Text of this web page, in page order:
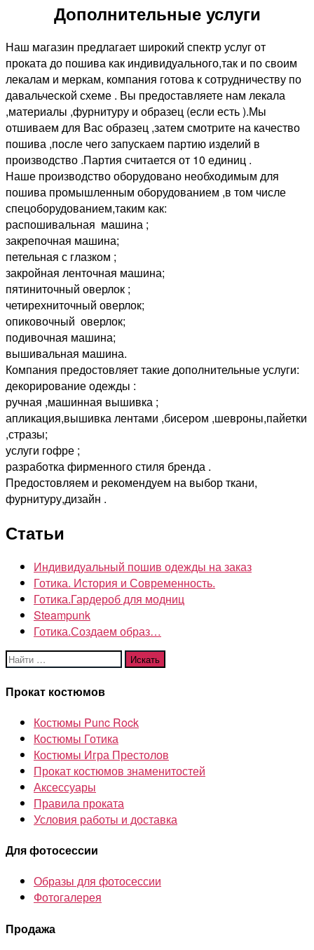
Дополнительные услуги
Наш магазин предлагает широкий спектр услуг от
проката до пошива как индивидуального,так и по своим
лекалам и меркам, компания готова к сотрудничеству по
давальческой схеме . Вы предоставляете нам лекала
,материалы ,фурнитуру и образец (если есть ).Мы
отшиваем для Вас образец ,затем смотрите на качество
пошива ,после чего запускаем партию изделий в
производство .Партия считается от 10 единиц .
Наше производство оборудовано необходимым для
пошива промышленным оборудованием ,в том числе
спецоборудованием,таким как:
распошивальная машина ;
закрепочная машина;
петельная с глазком ;
закройная ленточная машина;
пятиниточный оверлок ;
четирехниточный оверлок;
опиковочный оверлок;
подивочная машина;
вышивальная машина.
Компания предостовляет такие дополнительные услуги:
декорирование одежды :
ручная ,машинная вышивка ;
апликация,вышивка лентами ,бисером ,шевроны,пайетки
,стразы;
услуги гофре ;
разработка фирменного стиля бренда .
Предостовляем и рекомендуем на выбор ткани,
фурнитуру,дизайн .
Статьи
Индивидуальный пошив одежды на заказ
Готика. История и Современность.
Готика.Гардероб для модниц
Steampunk
Готика.Создаем образ…
Поиск:
Прокат костюмов
Костюмы Punc Rock
Костюмы Готика
Костюмы Игра Престолов
Прокат костюмов знаменитостей
Аксессуары
Правила проката
Условия работы и доставка
Для фотосессии
Образы для фотосессии
Фотогалерея
Продажа